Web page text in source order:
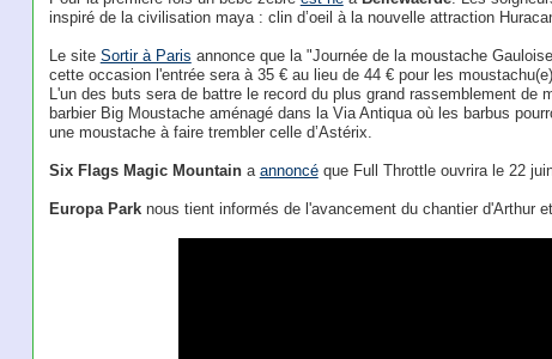
inspiré de la civilisation maya : clin d’oeil à la nouvelle attraction
Le site Sortir à Paris annonce que la "Journée de la moustache
cette occasion l'entrée sera à 35 € au lieu de 44 € pour les
L'un des buts sera de battre le record du plus grand rassemblement de
barbier Big Moustache aménagé dans la Via Antiqua où les barbus
une moustache à faire trembler celle d’Astérix.
Six Flags Magic Mountaina annoncéque Full Throttle ouvrira le 22
Europa Parknous tient informés de l'avancement du chantier d'Arthur